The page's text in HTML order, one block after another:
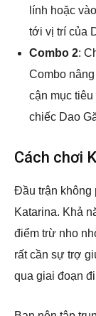
lính hoặc
tới vị trí của
Combo 2:
Combo
cận mục
chiếc Dao
Cách chơi
Đầu trận không
Katarina. Khả
điểm trừ nho
rất cần sự trợ
qua giai đoạn